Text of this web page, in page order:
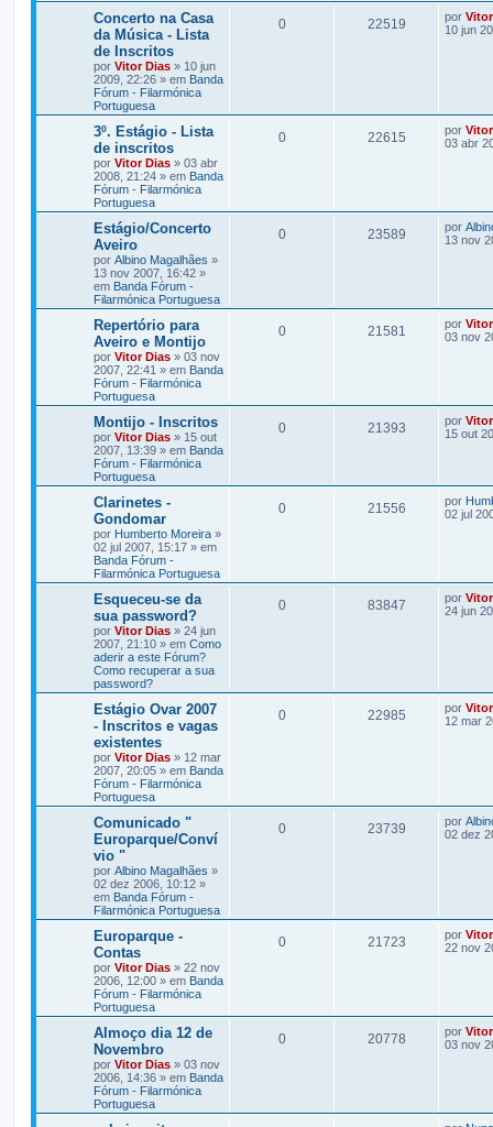
Concerto na Casa
da Música - Lista
de Inscritos
por Vitor Dias » 10 jun
2009, 22:26 » em Banda
Fórum - Filarmónica
Portuguesa
0 22519 por
10 jun
3º. Estágio - Lista
de inscritos
por Vitor Dias » 03 abr
2008, 21:24 » em Banda
Fórum - Filarmónica
Portuguesa
0 22615 por
03 abr
Estágio/Concerto
Aveiro
por Albino Magalhães »
13 nov 2007, 16:42 »
em Banda Fórum -
Filarmónica Portuguesa
0 23589 por
13 nov
Repertório para
Aveiro e Montijo
por Vitor Dias » 03 nov
2007, 22:41 » em Banda
Fórum - Filarmónica
Portuguesa
0 21581 por
03 nov
Montijo - Inscritos
por Vitor Dias » 15 out
2007, 13:39 » em Banda
Fórum - Filarmónica
Portuguesa
0 21393 por
15 out
Clarinetes -
Gondomar
por Humberto Moreira »
02 jul 2007, 15:17 » em
Banda Fórum -
Filarmónica Portuguesa
0 21556 por
02 jul
Esqueceu-se da
sua password?
por Vitor Dias » 24 jun
2007, 21:10 » em Como
aderir a este Fórum?
Como recuperar a sua
password?
0 83847 por
24 jun
Estágio Ovar 2007
- Inscritos e vagas
existentes
por Vitor Dias » 12 mar
2007, 20:05 » em Banda
Fórum - Filarmónica
Portuguesa
0 22985 por
12 mar
Comunicado "
Europarque/Conví
vio "
por Albino Magalhães »
02 dez 2006, 10:12 »
em Banda Fórum -
Filarmónica Portuguesa
0 23739 por
02 dez
Europarque -
Contas
por Vitor Dias » 22 nov
2006, 12:00 » em Banda
Fórum - Filarmónica
Portuguesa
0 21723 por
22 nov
Almoço dia 12 de
Novembro
por Vitor Dias » 03 nov
2006, 14:36 » em Banda
Fórum - Filarmónica
Portuguesa
0 20778 por
03 nov